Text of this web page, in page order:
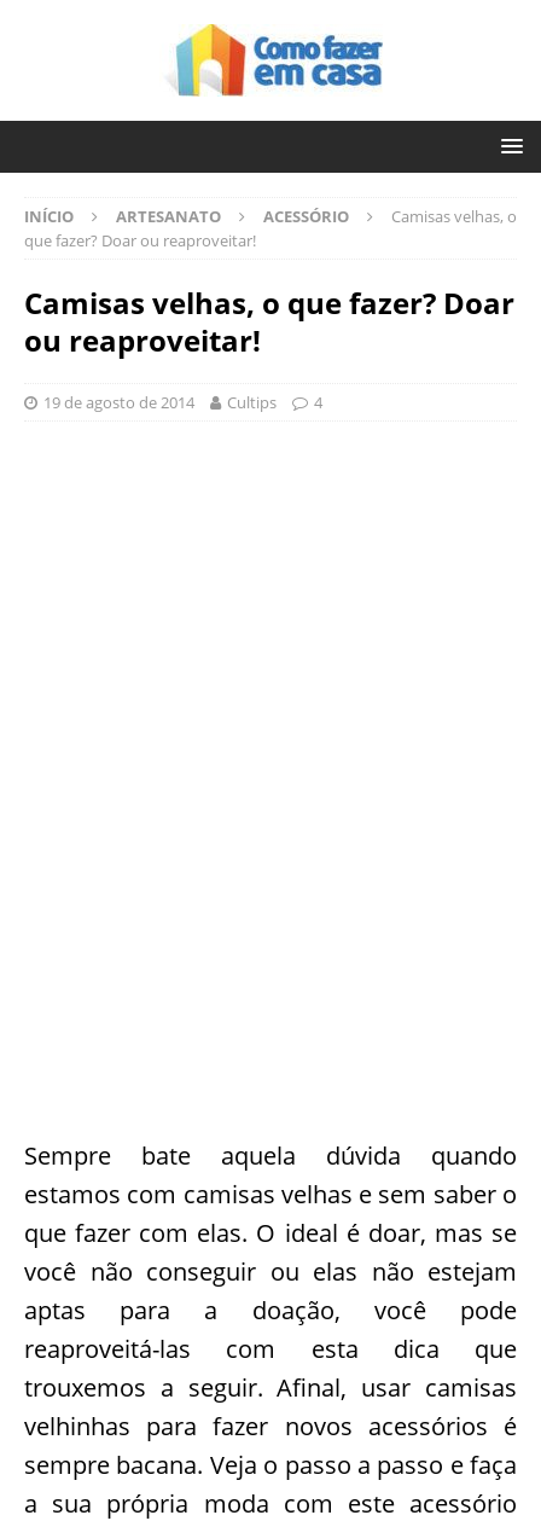
INÍCIO ARTESANATO ACESSÓRIO
Camisas velhas, o
que fazer? Doar ou reaproveitar!
Camisas velhas, o que fazer? Doar
ou reaproveitar!
19 de agosto de 2014 Cultips 4
Sempre bate aquela dúvida quando
estamos com camisas velhas e sem saber o
que fazer com elas. O ideal é doar, mas se
você não conseguir ou elas não estejam
aptas para a doação, você pode
reaproveitá-las com esta dica que
trouxemos a seguir. Afinal, usar camisas
velhinhas para fazer novos acessórios é
sempre bacana. Veja o passo a passo e faça
a sua própria moda com este acessório